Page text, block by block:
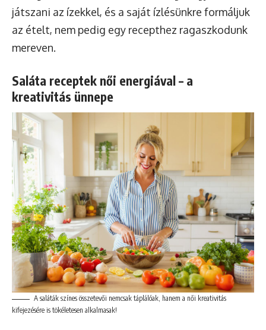
játszani az ízekkel, és a saját ízlésünkre formáljuk
az ételt, nem pedig egy recepthez ragaszkodunk
mereven.
Saláta receptek női energiával – a
kreativitás ünnepe
A saláták színes összetevői nemcsak táplálóak, hanem a női kreativitás
kifejezésére is tökéletesen alkalmasak!